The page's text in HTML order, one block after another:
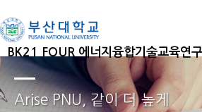
BK21 FOUR 에너지융합기술교육연
Arise PNU, 같이 더 높게